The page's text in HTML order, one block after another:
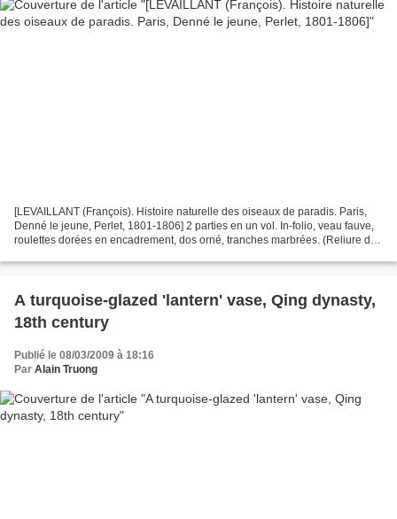
[LEVAILLANT (François). Histoire naturelle des oiseaux de paradis. Paris,
Denné le jeune, Perlet, 1801-1806] 2 parties en un vol. In-folio, veau fauve,
roulettes dorées en encadrement, dos orné, tranches marbrées. (Reliure de
A turquoise-glazed 'lantern' vase, Qing dynasty,
18th century
Publié le 08/03/2009 à 18:16
Par Alain Truong